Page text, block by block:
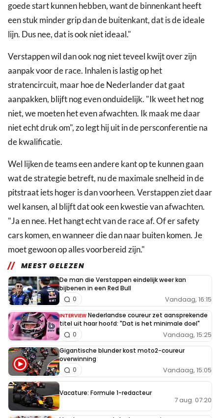
goede start kunnen hebben, want de binnenkant heeft
een stuk minder grip dan de buitenkant, dat is de ideale
lijn. Dus nee, dat is ook niet ideaal."
Verstappen wil dan ook nog niet teveel kwijt over zijn
aanpak voor de race. Inhalen is lastig op het
stratencircuit, maar hoe de Nederlander dat gaat
aanpakken, blijft nog even onduidelijk. "Ik weet het nog
niet, we moeten het even afwachten. Ik maak me daar
niet echt druk om", zo legt hij uit in de persconferentie na
de kwalificatie.
Wel lijken de teams een andere kant op te kunnen gaan
wat de strategie betreft, nu de maximale snelheid in de
pitstraat iets hoger is dan voorheen. Verstappen ziet daar
wel kansen, al blijft dat ook een kwestie van afwachten.
"Ja en nee. Het hangt echt van de race af. Of er safety
cars komen, en wanneer die dan naar buiten komen. Je
moet gewoon op alles voorbereid zijn."
MEEST GELEZEN
De man die Verstappen eindelijk weer kan
bijbenen in een Red Bull
Vandaag, 16:15
0
INTERVIEW Nederlandse coureur zet aansprekende
titel uit haar hoofd: "Dat is het minimale doel"
Vandaag, 15:25
0
Gigantische blunder kost moto2-coureur
overwinning
Vandaag, 15:05
0
Vacature: Formule 1-redacteur
7 aug. 07:20